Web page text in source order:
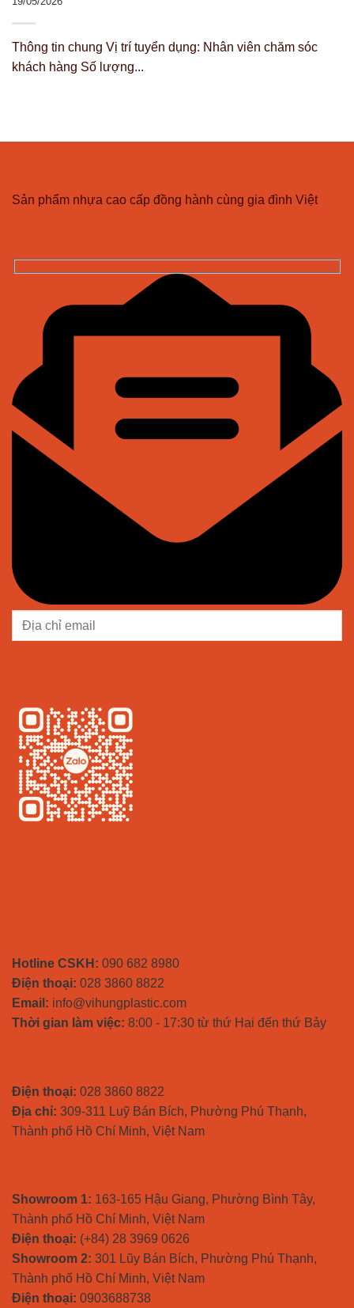
Thông tin chung Vị trí tuyển dụng: Nhân viên chăm sóc
khách hàng Số lượng...
Sản phẩm nhựa cao cấp đồng hành cùng gia đình Việt
Hotline CSKH: 090 682 8980
Điện thoại: 028 3860 8822
Email: info@vihungplastic.com
Thời gian làm việc: 8:00 - 17:30 từ thứ Hai đến thứ Bảy
Điện thoại: 028 3860 8822
Địa chỉ: 309-311 Luỹ Bán Bích, Phường Phú Thạnh,
Thành phố Hồ Chí Minh, Việt Nam
Showroom 1: 163-165 Hậu Giang, Phường Bình Tây,
Thành phố Hồ Chí Minh, Việt Nam
Điện thoại: (+84) 28 3969 0626
Showroom 2: 301 Lũy Bán Bích, Phường Phú Thạnh,
Thành phố Hồ Chí Minh, Việt Nam
Điện thoại: 0903688738